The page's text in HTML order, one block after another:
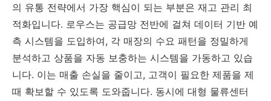
의 유통 전략에서 가장 핵심이 되는 부분은 재고 관리 최
적화입니다. 로우스는 공급망 전반에 걸쳐 데이터 기반 예
측 시스템을 도입하여, 각 매장의 수요 패턴을 정밀하게
분석하고 상품을 자동 보충하는 시스템을 가동하고 있습
니다. 이는 매출 손실을 줄이고, 고객이 필요한 제품을 제
때 확보할 수 있도록 도와줍니다. 동시에 대형 물류센터